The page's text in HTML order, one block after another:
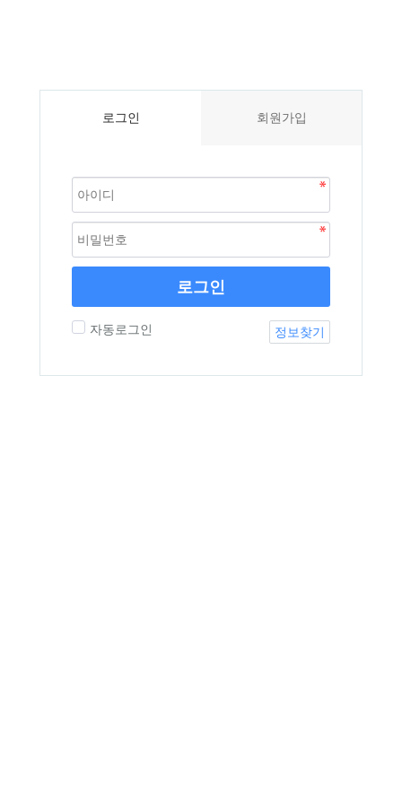
로그인 회원가입
로그인
자동로그인 정보찾기